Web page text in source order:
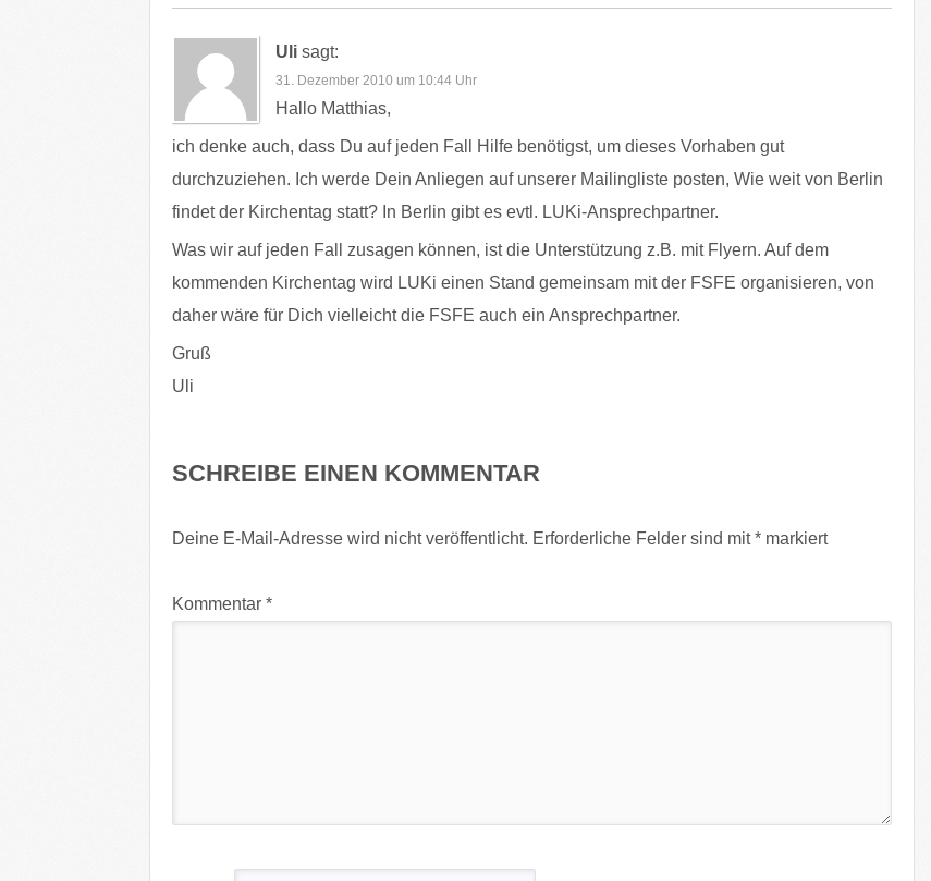
Uli sagt:
31. Dezember 2010 um 10:44 Uhr
Hallo Matthias,
ich denke auch, dass Du auf jeden Fall Hilfe benötigst, um dieses Vorhaben gut
durchzuziehen. Ich werde Dein Anliegen auf unserer Mailingliste posten, Wie weit von Berlin
findet der Kirchentag statt? In Berlin gibt es evtl. LUKi-Ansprechpartner.
Was wir auf jeden Fall zusagen können, ist die Unterstützung z.B. mit Flyern. Auf dem
kommenden Kirchentag wird LUKi einen Stand gemeinsam mit der FSFE organisieren, von
daher wäre für Dich vielleicht die FSFE auch ein Ansprechpartner.
Gruß
Uli
SCHREIBE EINEN KOMMENTAR
Deine E-Mail-Adresse wird nicht veröffentlicht. Erforderliche Felder sind mit* markiert
Kommentar *